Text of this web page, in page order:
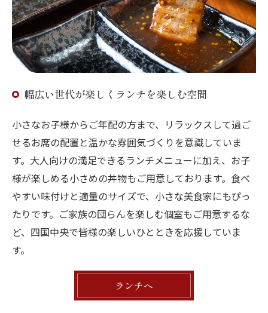
幅広い世代が楽しくランチを楽しむ空間
小さなお子様からご年配の方まで、リラックスして過ご
せるお席の配置と温かな雰囲気づくりを意識していま
す。大人向けの満足できるランチメニューに加え、お子
様が楽しめる小さめの丼物もご用意しております。食べ
やすい味付けと適量のサイズで、小さな美食家にもぴっ
たりです。ご家族の団らんを楽しむ個室もご用意するな
ど、四国中央で皆様の楽しいひとときを応援していま
す。
ランチへ